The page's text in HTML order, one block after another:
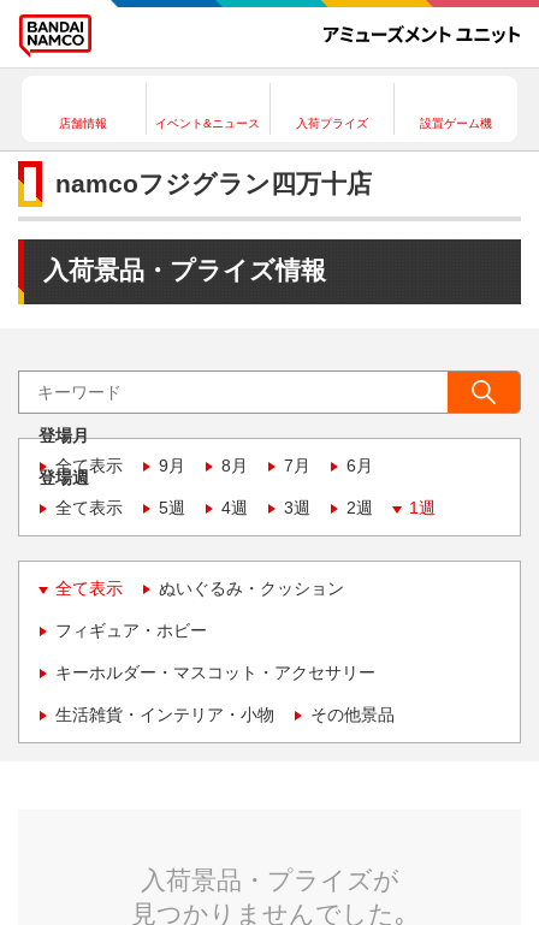
店舗情報 イベント&ニュース 入荷プライズ 設置ゲーム機
namcoフジグラン四万十店
入荷景品・プライズ情報
登場月
全て表示
9月 8月 7月 6月
登場週
全て表示
5週 4週 3週 2週 1週
全て表示 ぬいぐるみ・クッション
フィギュア・ホビー
キーホルダー・マスコット・アクセサリー
生活雑貨・インテリア・小物 その他景品